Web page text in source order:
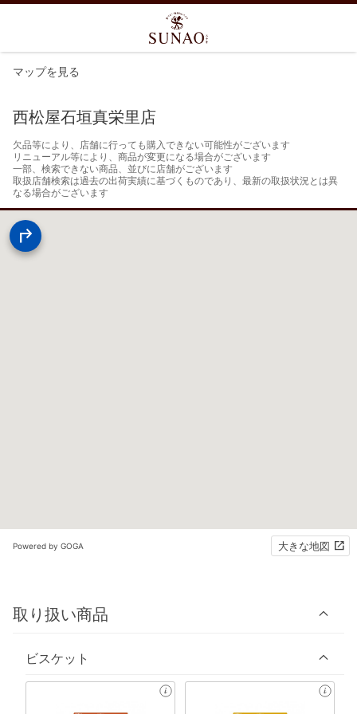
マップを見る
西松屋石垣真栄里店
欠品等により、店舗に行っても購入できない可能性がございます
リニューアル等により、商品が変更になる場合がございます
一部、検索できない商品、並びに店舗がございます
取扱店舗検索は過去の出荷実績に基づくものであり、最新の取扱状況とは異
なる場合がございます
Powered by GOGA 大きな地図
取り扱い商品
ビスケット